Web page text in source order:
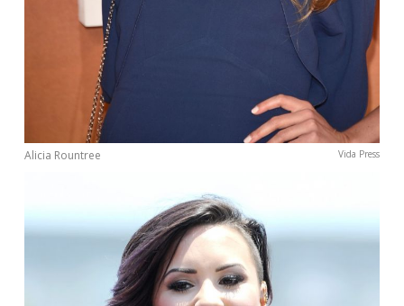
Alicia Rountree Vida Press